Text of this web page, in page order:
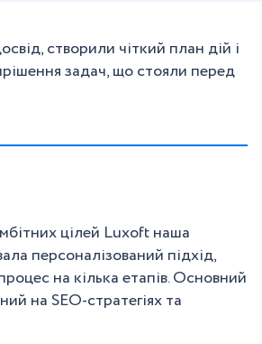
створили чіткий план дій і
задач, що стояли перед
цілей Luxoft наша
персоналізований підхід,
на кілька етапів. Основний
на SEO-стратегіях та